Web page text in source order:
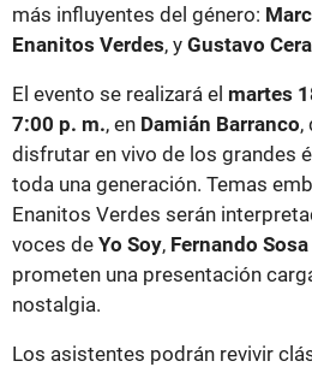
más influyentes del género:
Enanitos Verdes, y Gustavo
El evento se realizará el martes
7:00 p. m., en Damián Barranco,
disfrutar en vivo de los grandes
toda una generación. Temas
Enanitos Verdes serán
voces de Yo Soy, Fernando Sosa
prometen una presentación
nostalgia.
Los asistentes podrán revivir